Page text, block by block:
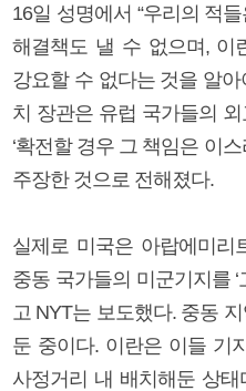
16일 성명에서 “우리의 적
해결책도 낼 수 없으며, 이
강요할 수 없다는 것을 알
치 장관은 유럽 국가들의
‘확전할 경우 그 책임은 이
주장한 것으로 전해졌다.
실제로 미국은 아랍에미리
중동 국가들의 미군기지를
고 NYT는 보도했다. 중동
둔 중이다. 이란은 이들 기
사정거리 내 배치해둔 상